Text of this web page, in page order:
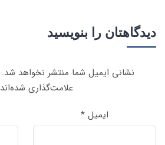
دیدگاهتان را بنویسید
نشانی ایمیل شما منتشر نخواهد شد.
علامت‌گذاری شده‌اند
ایمیل *